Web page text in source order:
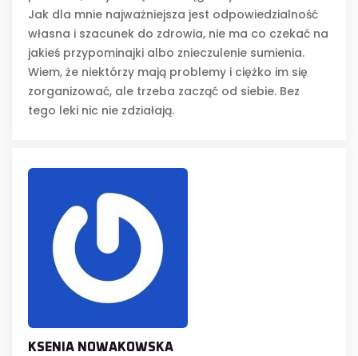
Jak dla mnie najważniejsza jest odpowiedzialność
własna i szacunek do zdrowia, nie ma co czekać na
jakieś przypominajki albo znieczulenie sumienia.
Wiem, że niektórzy mają problemy i ciężko im się
zorganizować, ale trzeba zacząć od siebie. Bez
tego leki nic nie zdziałają.
KSENIA NOWAKOWSKA